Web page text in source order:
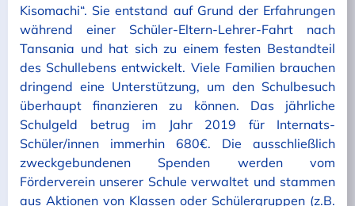
Kisomachi“. Sie entstand auf Grund der Erfahrungen
während einer Schüler-Eltern-Lehrer-Fahrt nach
Tansania und hat sich zu einem festen Bestandteil
des Schullebens entwickelt. Viele Familien brauchen
dringend eine Unterstützung, um den Schulbesuch
überhaupt finanzieren zu können. Das jährliche
Schulgeld betrug im Jahr 2019 für Internats-
Schüler/innen immerhin 680€. Die ausschließlich
zweckgebundenen Spenden werden vom
Förderverein unserer Schule verwaltet und stammen
aus Aktionen von Klassen oder Schülergruppen (z.B.